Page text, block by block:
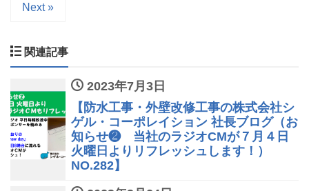
Next »
関連記事
2023年7月3日
【防水工事・外壁改修工事の株式会社シ
ゲル・コーポレイション 社長ブログ（お
知らせ❷ 当社のラジオCMが７月４日
火曜日よりリフレッシュします！）
NO.282】